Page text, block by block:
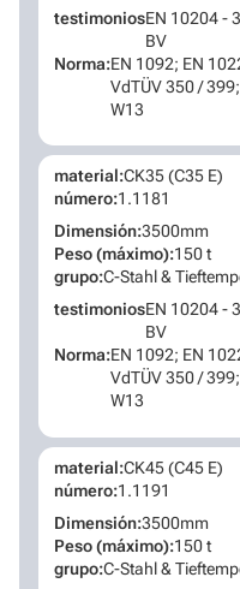
ASTM
testimoniosEN 10204 -
BV
Norma:EN 1092; EN
VdTÜV 350 /
W13
material:CK35 (C35 E)
número:1.1181
Dimensión:3500mm
Peso (máximo):150 t
grupo:C-Stahl &
testimoniosEN 10204 -
BV
Norma:EN 1092; EN
VdTÜV 350 /
W13
material:CK45 (C45 E)
número:1.1191
Dimensión:3500mm
Peso (máximo):150 t
grupo:C-Stahl &